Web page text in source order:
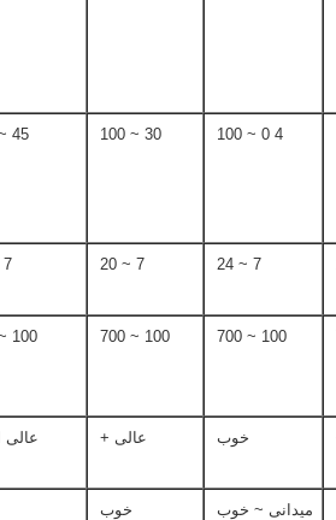
4 0 ~ 100
30 ~ 100
45 ~ 120
7 ~ 24
7 ~ 20
7 ~ 27
100 ~ 700
100 ~ 700
100 ~ 600
خوب عالی +
میدانی ~ خوب خوب